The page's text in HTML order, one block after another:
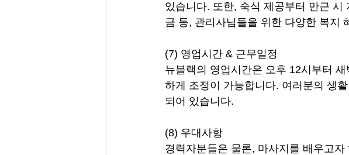
있습니다. 또한, 숙식 제공부터 만근
금 등, 관리사님들을 위한 다양한 복지
(7) 영업시간 & 근무일정
뉴블랙의 영업시간은 오후 12시부터
하게 조정이 가능합니다. 여러분의 생
되어 있습니다.
(8) 우대사항
경력자분들은 물론, 마사지를 배우고